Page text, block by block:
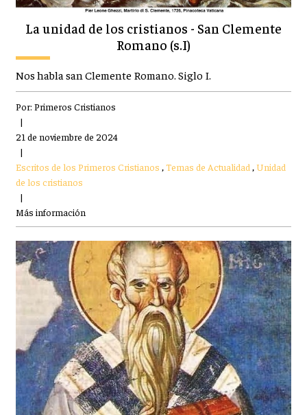
La unidad de los cristianos - San Clemente
Romano (s.I)
Nos habla san Clemente Romano. Siglo I.
Por: Primeros Cristianos
|
21 de noviembre de 2024
|
Escritos de los Primeros Cristianos ,Temas de Actualidad ,Unidad
de los cristianos
|
Más información